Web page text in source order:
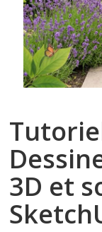
3D et